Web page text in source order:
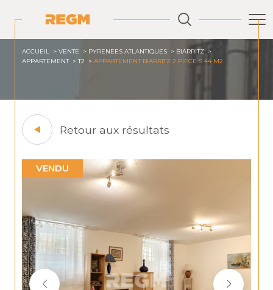
ACCUEIL VENTE PYRENEES ATLANTIQUES
BIARRITZ
APPARTEMENT
T2 APPARTEMENT BIARRITZ 2 PIECE S 44 M2
Retour aux résultats
VENDU